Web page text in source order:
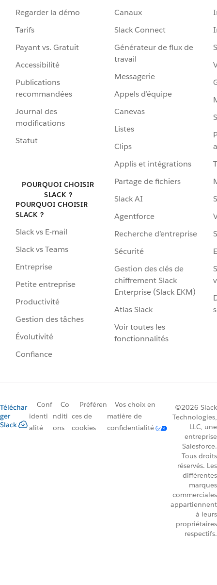
Regarder la démo
Tarifs
Payant vs. Gratuit
Accessibilité
Publications
recommandées
Journal des
modifications
Statut
POURQUOI CHOISIR
SLACK ?
POURQUOI CHOISIR
SLACK ?
Slack vs E-mail
Slack vs Teams
Entreprise
Petite entreprise
Productivité
Gestion des tâches
Évolutivité
Confiance
Canaux
Slack Connect
Générateur de flux de
travail
Messagerie
Appels d’équipe
Canevas
Listes
Clips
Applis et intégrations
Partage de fichiers
Slack AI
Agentforce
Recherche d’entreprise
Sécurité
Gestion des clés de
chiffrement Slack
Enterprise (Slack EKM)
Atlas Slack
Voir toutes les
fonctionnalités
Téléchar
ger
Slack
Conf
identi
alité
Co
nditi
ons
Préféren
ces de
cookies
Vos choix en
matière de
confidentialité
©2026 Slack
Technologies,
LLC, une
entreprise
Salesforce.
Tous droits
réservés. Les
différentes
marques
commerciales
appartiennent
à leurs
propriétaires
respectifs.